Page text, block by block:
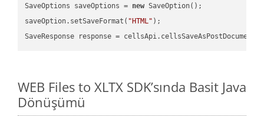
SaveOptions saveOptions = new SaveOption();
saveOption.setSaveFormat( "HTML" );
SaveResponse response =
WEB Files to XLTX SDK’sında Basit Java
Dönüşümü